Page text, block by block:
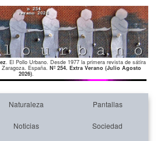
. El Pollo Urbano. Desde 1977 la primera revista de sátira
España. Nº 254. Extra Verano (Julio Agosto
2026).
Naturaleza Pantallas
Noticias Sociedad